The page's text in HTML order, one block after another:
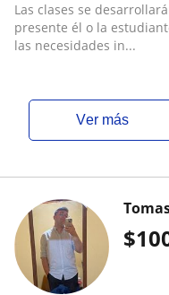
Las clases se
presente él o la
las necesidades in...
ver más
$